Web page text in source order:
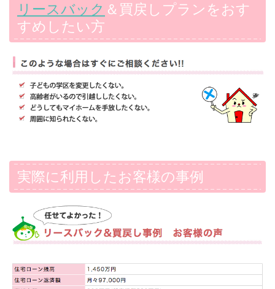
リースバック ＆買戻しプランをおす
すめしたい方
実際に利用したお客様の事例